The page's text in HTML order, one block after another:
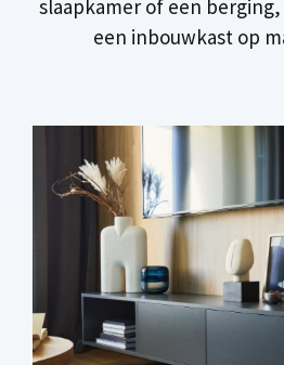
slaapkamer of een
een inbouwkast op